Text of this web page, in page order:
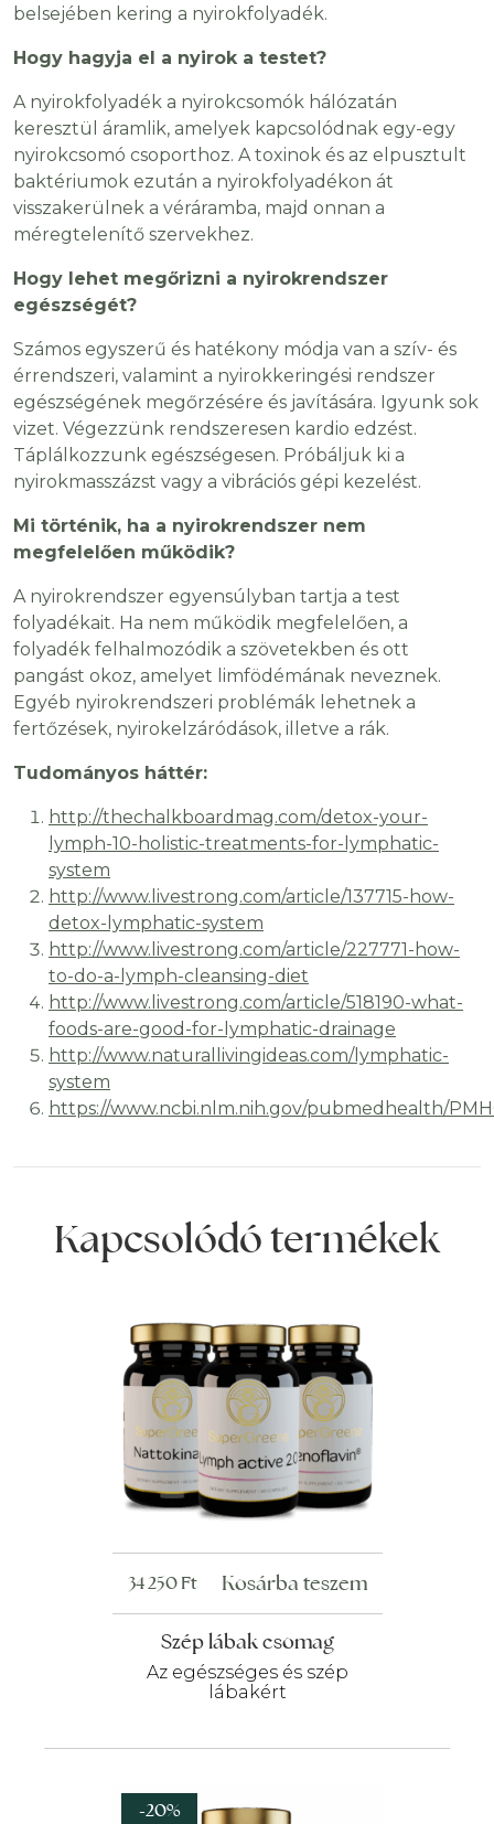
belsejében kering a nyirokfolyadék.
Hogy hagyja el a nyirok a testet?
A nyirokfolyadék a nyirokcsomók hálózatán
keresztül áramlik, amelyek kapcsolódnak egy-egy
nyirokcsomó csoporthoz. A toxinok és az elpusztult
baktériumok ezután a nyirokfolyadékon át
visszakerülnek a véráramba, majd onnan a
méregtelenítő szervekhez.
Hogy lehet megőrizni a nyirokrendszer
egészségét?
Számos egyszerű és hatékony módja van a szív- és
érrendszeri, valamint a nyirokkeringési rendszer
egészségének megőrzésére és javítására. Igyunk sok
vizet. Végezzünk rendszeresen kardio edzést.
Táplálkozzunk egészségesen. Próbáljuk ki a
nyirokmasszázst vagy a vibrációs gépi kezelést.
Mi történik, ha a nyirokrendszer nem
megfelelően működik?
A nyirokrendszer egyensúlyban tartja a test
folyadékait. Ha nem működik megfelelően, a
folyadék felhalmozódik a szövetekben és ott
pangást okoz, amelyet limfödémának neveznek.
Egyéb nyirokrendszeri problémák lehetnek a
fertőzések, nyirokelzáródások, illetve a rák.
Tudományos háttér:
http://thechalkboardmag.com/detox-your-
lymph-10-holistic-treatments-for-lymphatic-
system
http://www.livestrong.com/article/137715-how-
detox-lymphatic-system
http://www.livestrong.com/article/227771-how-
to-do-a-lymph-cleansing-diet
http://www.livestrong.com/article/518190-what-
foods-are-good-for-lymphatic-drainage
http://www.naturallivingideas.com/lymphatic-
system
https://www.ncbi.nlm.nih.gov/pubmedhealth/
Kapcsolódó termékek
Szép lábak csomag
Az egészséges és szép
lábakért
34 250Ft Kosárba teszem
-20%